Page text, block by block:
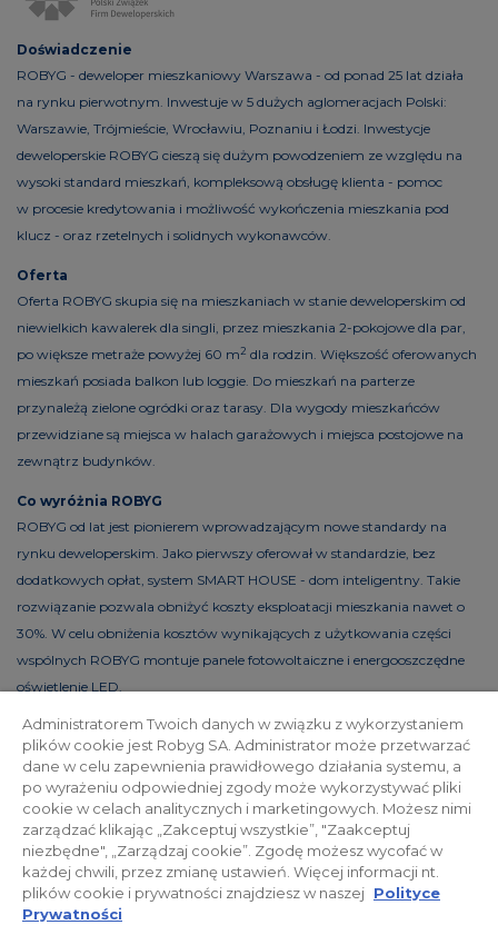
Doświadczenie
ROBYG - deweloper mieszkaniowy Warszawa - od ponad 25 lat działa
na rynku pierwotnym. Inwestuje w 5 dużych aglomeracjach Polski:
Warszawie, Trójmieście, Wrocławiu, Poznaniu i Łodzi. Inwestycje
deweloperskie ROBYG cieszą się dużym powodzeniem ze względu na
wysoki standard mieszkań, kompleksową obsługę klienta - pomoc
w procesie kredytowania i możliwość wykończenia mieszkania pod
klucz - oraz rzetelnych i solidnych wykonawców.
Oferta
Oferta ROBYG skupia się na mieszkaniach w stanie deweloperskim od
niewielkich kawalerek dla singli, przez mieszkania 2-pokojowe dla par,
po większe metraże powyżej 60 m2 dla rodzin. Większość oferowanych
mieszkań posiada balkon lub loggie. Do mieszkań na parterze
przynależą zielone ogródki oraz tarasy. Dla wygody mieszkańców
przewidziane są miejsca w halach garażowych i miejsca postojowe na
zewnątrz budynków.
Co wyróżnia ROBYG
ROBYG od lat jest pionierem wprowadzającym nowe standardy na
rynku deweloperskim. Jako pierwszy oferował w standardzie, bez
dodatkowych opłat, system SMART HOUSE - dom inteligentny. Takie
rozwiązanie pozwala obniżyć koszty eksploatacji mieszkania nawet o
30%. W celu obniżenia kosztów wynikających z użytkowania części
wspólnych ROBYG montuje panele fotowoltaiczne i energooszczędne
oświetlenie LED.
Polityka prywatności Relacje inwestorskie
Facebook
© 2026 ROBYG. Wszystkie prawa zastrzeżone. Powyższa oferta i
Administratorem Twoich danych w związku z wykorzystaniem
plików cookie jest Robyg SA. Administrator może przetwarzać
dane w celu zapewnienia prawidłowego działania systemu, a
po wyrażeniu odpowiedniej zgody może wykorzystywać pliki
cookie w celach analitycznych i marketingowych. Możesz nimi
zarządzać klikając „Zakceptuj wszystkie”, "Zaakceptuj
niezbędne", „Zarządzaj cookie”. Zgodę możesz wycofać w
każdej chwili, przez zmianę ustawień. Więcej informacji nt.
plików cookie i prywatności znajdziesz w naszej Polityce
Prywatności